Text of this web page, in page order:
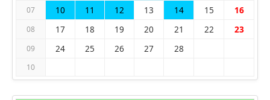
07 10 11 12 13 14 15 16
08 17 18 19 20 21 22 23
09 24 25 26 27 28
10